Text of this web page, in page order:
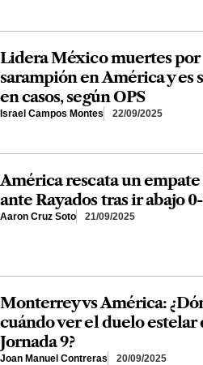
Lidera México muertes por
sarampión en América y es
en casos, según OPS
Israel Campos Montes 22/09/2025
América rescata un
ante Rayados tras ir abajo
Aaron Cruz Soto 21/09/2025
Monterrey vs América:
cuándo ver el duelo estelar
Jornada 9?
Joan Manuel Contreras 20/09/2025